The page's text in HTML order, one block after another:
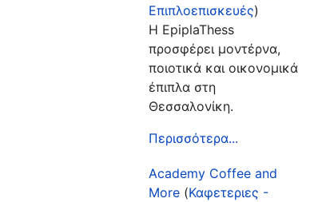
Επιπλοεπισκευές)
Η EpiplaThess
προσφέρει μοντέρνα,
ποιοτικά και οικονομικά
έπιπλα στη
Θεσσαλονίκη.
Περισσότερα...
Academy Coffee and
More (Καφετεριες -